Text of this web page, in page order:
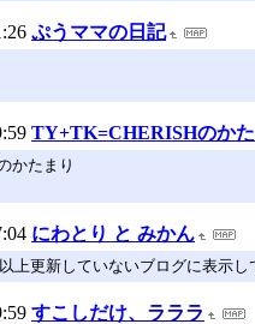
ぷうママの日記
TY+TK=CHERISHのかた
かたまり
にわとり と みかん
上更新していないブログに表示し
すこしだけ、ラララ